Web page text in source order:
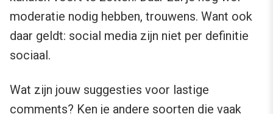
moderatie nodig hebben, trouwens. Want ook
daar geldt: social media zijn niet per definitie
sociaal.
Wat zijn jouw suggesties voor lastige
comments? Ken je andere soorten die vaak